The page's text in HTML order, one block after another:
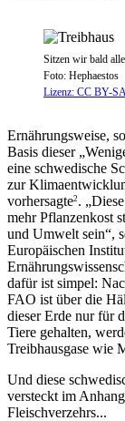
Sitzen wir bald
Foto: Hephaestos
Lizenz: CC BY-
Ernährungsweise,
Basis dieser
eine schwedische
zur
vorhersagte2 .
mehr Pflanzenkost
und Umwelt sein“,
Europäischen
dafür ist simpel:
FAO ist über die
dieser Erde nur für
Tiere gehalten,
Treibhausgase wie
Und diese
versteckt im
Fleischverzehrs...